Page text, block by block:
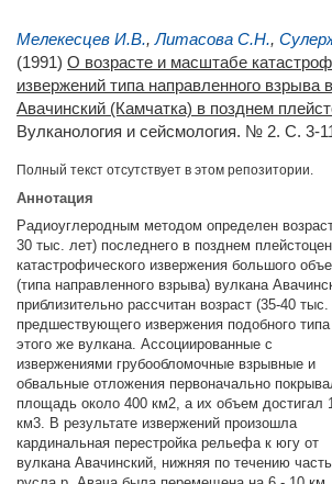
Мелекесцев И.В.,Литасова С.Н.,
(1991) О возрасте и масштабе
извержений типа направленного взрыва
Авачинский (Камчатка) в позднем
Вулканология и сейсмология. № 2. С. 3-
Полный текст отсутствует в этом репозитории.
Аннотация
Радиоуглеродным методом определен
30 тыс. лет) последнего в позднем
катастрофического извержения большого
(типа направленного взрыва) вулкана
приблизительно рассчитан возраст (35-40
предшествующего извержения подобного типа
этого же вулкана. Ассоциированные с
извержениями грубообломочные взрывные и
обвальные отложения первоначально
площадь около 400 км2, а их объем достигал
км3. В результате извержений произошла
кардинальная перестройка рельефа к югу от
вулкана Авачинский, нижняя по течению часть